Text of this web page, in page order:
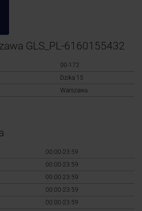
GLS_PL-6160155432
00-172
Dzika 15
Warszawa
00:00-23:59
00:00-23:59
00:00-23:59
00:00-23:59
00:00-23:59